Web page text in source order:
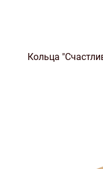
Кольца